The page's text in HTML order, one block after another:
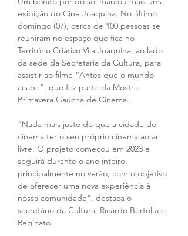
exibição do Cine Joaquina. No último
domingo (07), cerca de 100 pessoas se
reuniram no espaço que fica no
Território Criativo Vila Joaquina, ao lado
da sede da Secretaria da Cultura, para
assistir ao filme “Antes que o mundo
acabe”, que fez parte da Mostra
Primavera Gaúcha de Cinema.
“Nada mais justo do que a cidade do
cinema ter o seu próprio cinema ao ar
livre. O projeto começou em 2023 e
seguirá durante o ano inteiro,
principalmente no verão, com o objetivo
de oferecer uma nova experiência à
nossa comunidade”, destaca o
secretário da Cultura, Ricardo Bertolucci
Reginato.